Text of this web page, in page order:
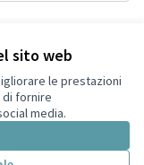
sito web
le prestazioni
fornire
media.